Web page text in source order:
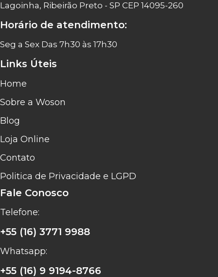
Lagoinha, Ribeirão Preto - SP CEP 14095-260
Horário de atendimento:
Seg a Sex Das 7h30 às 17h30
Links Úteis
Home
Sobre a Woson
Blog
Loja Online
Contato
Politica de Privacidade e LGPD
Fale Conosco
Telefone:
+55 (16) 3771 9988
Whatsapp:
+55 (16) 9 9194-8766